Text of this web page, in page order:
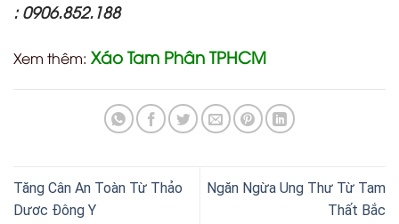
: 0906.852.188
Xem thêm: Xáo Tam Phân TPHCM
Tăng Cân An Toàn Từ Thảo
Dươc Đông Y
Ngăn Ngừa Ung Thư Từ Tam
Thất Bắc